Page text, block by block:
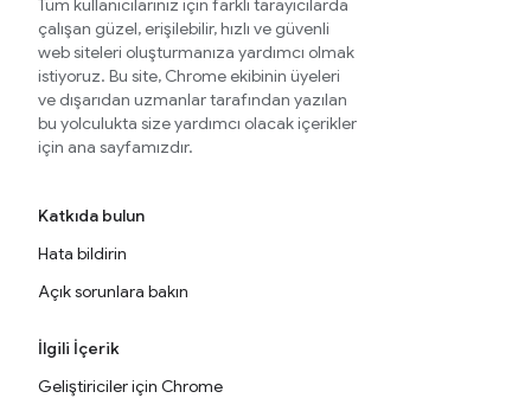
Tüm kullanıcılarınız için farklı tarayıcılarda
çalışan güzel, erişilebilir, hızlı ve güvenli
web siteleri oluşturmanıza yardımcı olmak
istiyoruz. Bu site, Chrome ekibinin üyeleri
ve dışarıdan uzmanlar tarafından yazılan
bu yolculukta size yardımcı olacak içerikler
için ana sayfamızdır.
Katkıda bulun
Hata bildirin
Açık sorunlara bakın
İlgili İçerik
Geliştiriciler için Chrome